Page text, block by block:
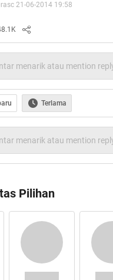
:
Cekidot gan ga
:
21-06-2014 19:58
menarik atau mention
Terlama
menarik atau mention
Pilihan